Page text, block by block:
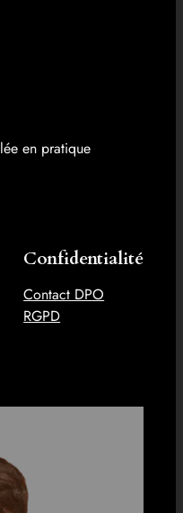
en pratique
Confidentialité
Contact DPO
RGPD